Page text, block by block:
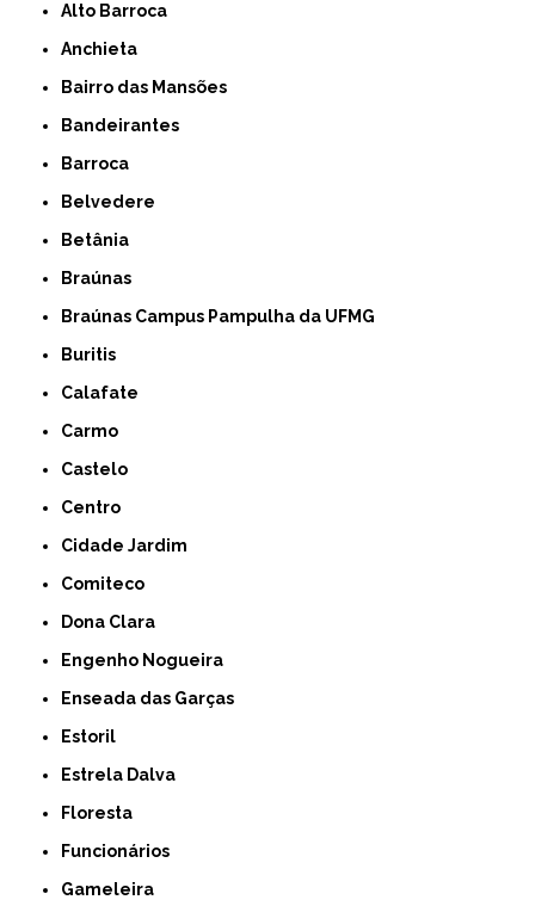
Alto Barroca
Anchieta
Bairro das Mansões
Bandeirantes
Barroca
Belvedere
Betânia
Braúnas
Braúnas Campus Pampulha da UFMG
Buritis
Calafate
Carmo
Castelo
Centro
Cidade Jardim
Comiteco
Dona Clara
Engenho Nogueira
Enseada das Garças
Estoril
Estrela Dalva
Floresta
Funcionários
Gameleira